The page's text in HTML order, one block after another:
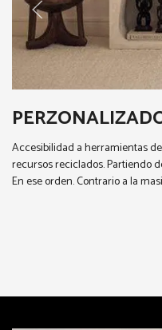
Accesibilidad a herramientas
recursos reciclados. Partiendo
En ese orden. Contrario a la